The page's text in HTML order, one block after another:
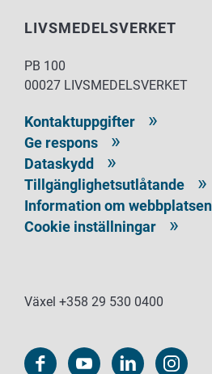
LIVSMEDELSVERKET
PB 100
00027 LIVSMEDELSVERKET
Kontaktuppgifter
Ge respons
Dataskydd
Tillgänglighetsutlåtande
Information om webbplatsen
Cookie inställningar
Växel +358 29 530 0400